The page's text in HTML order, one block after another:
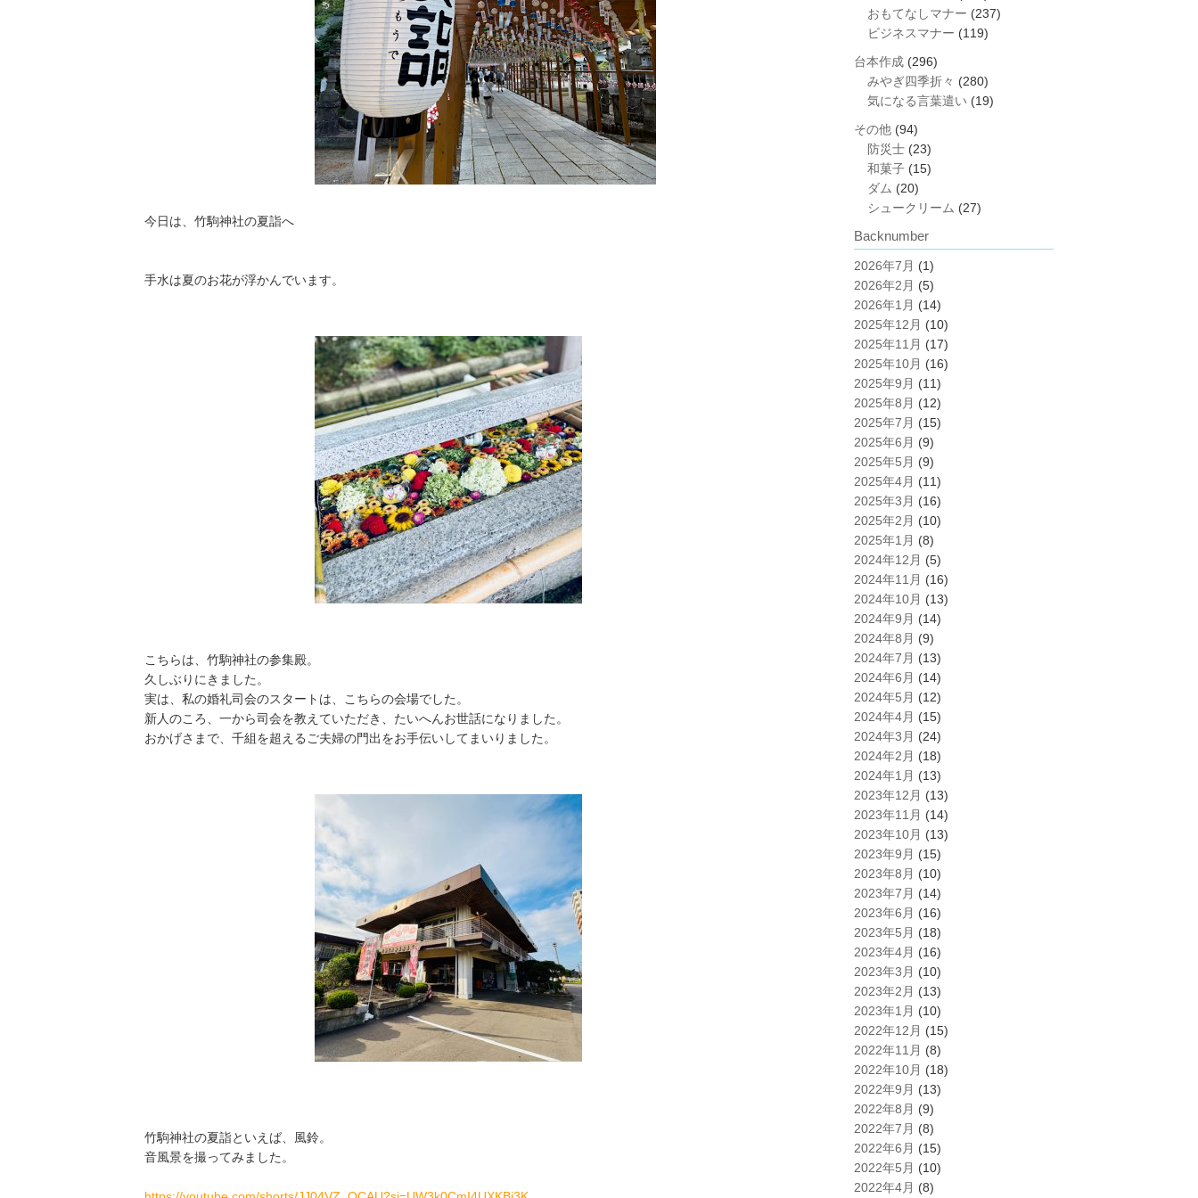
今日は、竹駒神社の夏詣へ
手水は夏のお花が浮かんでいます。
こちらは、竹駒神社の参集殿。
久しぶりにきました。
実は、私の婚礼司会のスタートは、こちらの会場でした。
新人のころ、一から司会を教えていただき、たいへんお世話になりました。
おかげさまで、千組を超えるご夫婦の門出をお手伝いしてまいりました。
竹駒神社の夏詣といえば、風鈴。
音風景を撮ってみました。
おもてなしマナー (237)
ビジネスマナー (119)
台本作成(296)
みやぎ四季折々 (280)
気になる言葉遣い (19)
その他(94)
防災士(23)
和菓子(15)
ダム (20)
シュークリーム (27)
Backnumber
2026年7月 (1)
2026年2月 (5)
2026年1月 (14)
2025年12月 (10)
2025年11月 (17)
2025年10月 (16)
2025年9月 (11)
2025年8月 (12)
2025年7月 (15)
2025年6月 (9)
2025年5月 (9)
2025年4月 (11)
2025年3月 (16)
2025年2月 (10)
2025年1月 (8)
2024年12月 (5)
2024年11月 (16)
2024年10月 (13)
2024年9月 (14)
2024年8月 (9)
2024年7月 (13)
2024年6月 (14)
2024年5月 (12)
2024年4月 (15)
2024年3月 (24)
2024年2月 (18)
2024年1月 (13)
2023年12月 (13)
2023年11月 (14)
2023年10月 (13)
2023年9月 (15)
2023年8月 (10)
2023年7月 (14)
2023年6月 (16)
2023年5月 (18)
2023年4月 (16)
2023年3月 (10)
2023年2月 (13)
2023年1月 (10)
2022年12月 (15)
2022年11月 (8)
2022年10月 (18)
2022年9月 (13)
2022年8月 (9)
2022年7月 (8)
2022年6月 (15)
2022年5月 (10)
2022年4月 (8)